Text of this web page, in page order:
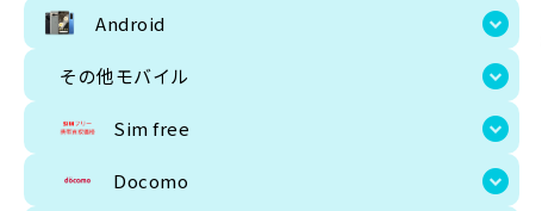
Android
その他モバイル
Sim free
Docomo
その他モバイル
Sim free
Docomo
au